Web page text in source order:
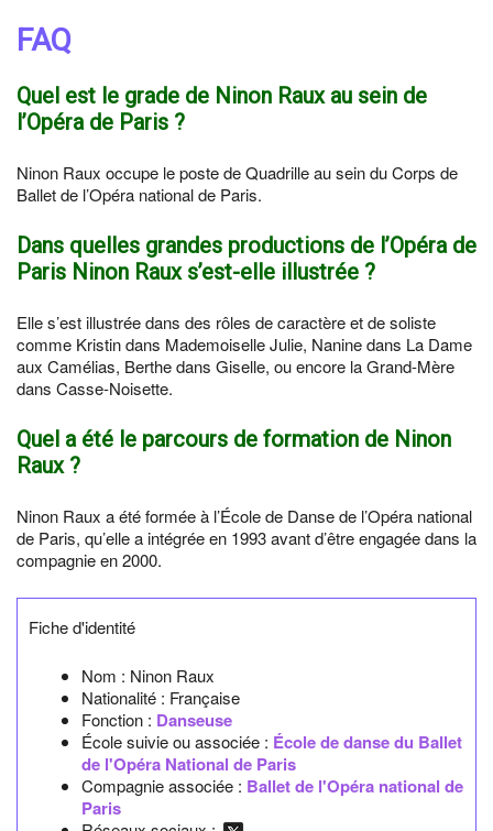
FAQ
Quel est le grade de Ninon Raux au sein de
l’Opéra de Paris ?
Ninon Raux occupe le poste de Quadrille au sein du Corps de
Ballet de l’Opéra national de Paris.
Dans quelles grandes productions de l’Opéra de
Paris Ninon Raux s’est-elle illustrée ?
Elle s’est illustrée dans des rôles de caractère et de soliste
comme Kristin dans Mademoiselle Julie, Nanine dans La Dame
aux Camélias, Berthe dans Giselle, ou encore la Grand-Mère
dans Casse-Noisette.
Quel a été le parcours de formation de Ninon
Raux ?
Ninon Raux a été formée à l’École de Danse de l’Opéra national
de Paris, qu’elle a intégrée en 1993 avant d’être engagée dans la
compagnie en 2000.
Fiche d'identité
Nom : Ninon Raux
Nationalité : Française
Fonction : Danseuse
École suivie ou associée : École de danse du Ballet
de l'Opéra National de Paris
Compagnie associée : Ballet de l'Opéra national de
Paris